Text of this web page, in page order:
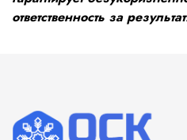
ответственность за